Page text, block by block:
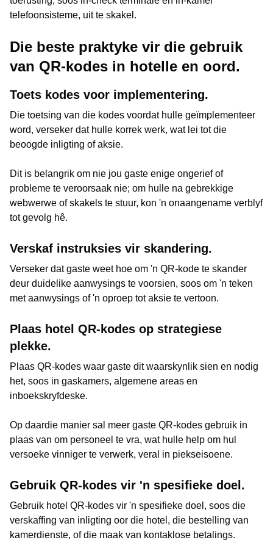
telefoonsisteme, uit te skakel.
Die beste praktyke vir die gebruik
van QR-kodes in hotelle en oord.
Toets kodes voor implementering.
Die toetsing van die kodes voordat hulle geïmplementeer
word, verseker dat hulle korrek werk, wat lei tot die
beoogde inligting of aksie.
Dit is belangrik om nie jou gaste enige ongerief of
probleme te veroorsaak nie; om hulle na gebrekkige
webwerwe of skakels te stuur, kon 'n onaangename verblyf
tot gevolg hê.
Verskaf instruksies vir skandering.
Verseker dat gaste weet hoe om 'n QR-kode te skander
deur duidelike aanwysings te voorsien, soos om 'n teken
met aanwysings of 'n oproep tot aksie te vertoon.
Plaas hotel QR-kodes op strategiese
plekke.
Plaas QR-kodes waar gaste dit waarskynlik sien en nodig
het, soos in gaskamers, algemene areas en
inboekskryfdeske.
Op daardie manier sal meer gaste QR-kodes gebruik in
plaas van om personeel te vra, wat hulle help om hul
versoeke vinniger te verwerk, veral in piekseisoene.
Gebruik QR-kodes vir 'n spesifieke doel.
Gebruik hotel QR-kodes vir 'n spesifieke doel, soos die
verskaffing van inligting oor die hotel, die bestelling van
kamerdienste, of die maak van kontaklose betalings.